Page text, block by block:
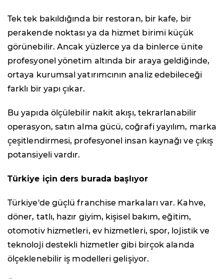
Tek tek bakıldığında bir restoran, bir kafe, bir
perakende noktası ya da hizmet birimi küçük
görünebilir. Ancak yüzlerce ya da binlerce ünite
profesyonel yönetim altında bir araya geldiğinde,
ortaya kurumsal yatırımcının analiz edebileceği
farklı bir yapı çıkar.
Bu yapıda ölçülebilir nakit akışı, tekrarlanabilir
operasyon, satın alma gücü, coğrafi yayılım, marka
çeşitlendirmesi, profesyonel insan kaynağı ve çıkış
potansiyeli vardır.
Türkiye için ders burada başlıyor
Türkiye'de güçlü franchise markaları var. Kahve,
döner, tatlı, hazır giyim, kişisel bakım, eğitim,
otomotiv hizmetleri, ev hizmetleri, spor, lojistik ve
teknoloji destekli hizmetler gibi birçok alanda
ölçeklenebilir iş modelleri gelişiyor.